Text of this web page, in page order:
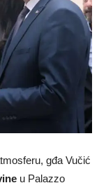
gđa Vučić
u Palazzo